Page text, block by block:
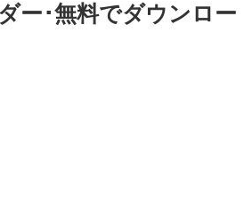
ー･無料でダウンロー